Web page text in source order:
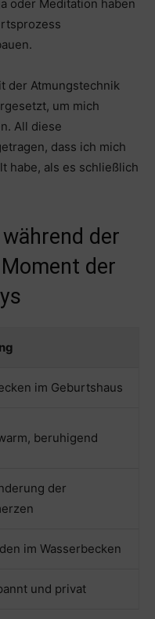
oder Meditation haben
der Atmungstechnik
um mich
All diese
dass ich mich
habe, als es schließlich
der
der
im Geburtshaus
beruhigend
der
im Wasserbecken
und privat